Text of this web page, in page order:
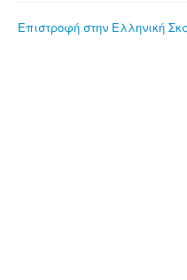
Επιστροφή στην Ελληνική